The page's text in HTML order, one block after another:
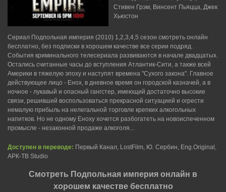
Стивен Грэм, Винсент Пьяцца, Джек
Хьюстон
Сериал Подпольная империя (2010) 1,2,3,4,5 сезон смотреть онлайн
бесплатно, без подписки в хорошем качестве все серии подряд.
События криминального телесериала развиваются в начале двадцатых.
Остались считанные часы до вступления Атлантик-Сити, а также всей
Америки в тяжелую эпоху и наступят времена "Сухого закона". Главное
действующее лицо - Енох, в дневное время он городской казначей, а в
ночное - лукавый и опасный гангстер, имеющий достаточно высокие
связи, решивший воспользоваться прекрасной ситуацией и огрести
немалую прибыль на нелегальной торговле крепких алкогольных
напитков. Но не одному Еноху хочется разбогатеть на новоиспеченном
промысле - незаконной продаже алкоголя...
Доступен в переводе: Первый Канал, LostFilm, Ю. Сербин, Eng.Original,
АРК-ТВ Studio
Смотреть Подпольная империя онлайн в
хорошем качестве бесплатно